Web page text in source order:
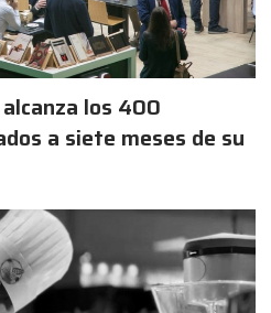
los 400
a siete meses de su